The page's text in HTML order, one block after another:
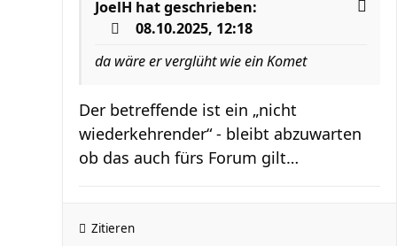
JoelH hat geschrieben:
08.10.2025, 12:18
da wäre er verglüht wie ein Komet
Der betreffende ist ein „nicht
wiederkehrender“ - bleibt abzuwarten
ob das auch fürs Forum gilt…
Zitieren